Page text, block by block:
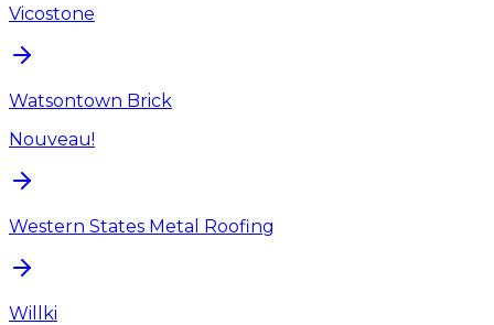
Vicostone
Watsontown Brick
Nouveau!
Western States Metal Roofing
Willki